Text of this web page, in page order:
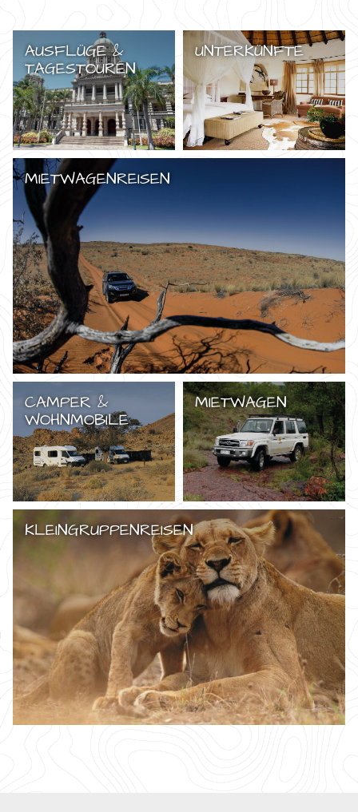
AUSFLÜGE &
TAGESTOUREN
UNTERKÜNFTE
MIETWAGENREISEN
CAMPER &
WOHNMOBILE
MIETWAGEN
KLEINGRUPPENREISEN